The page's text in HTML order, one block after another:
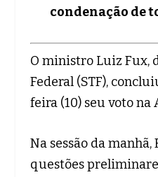
condenação de
O ministro Luiz Fux,
Federal (STF),
feira (10) seu voto na
Na sessão da
questões